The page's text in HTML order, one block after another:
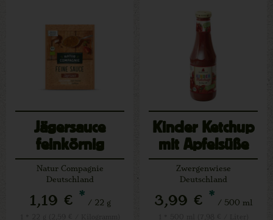
Jägersauce
feinkörnig
Natur Compagnie
Deutschland
1,19 € * / 22 g
Kinder Ketchup
mit Apfelsüße
Zwergenwiese
Deutschland
3,99 € * / 500 ml